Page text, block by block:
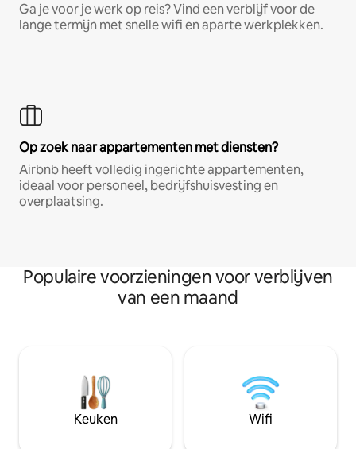
Ga je voor je werk op reis? Vind een verblijf voor de
lange termijn met snelle wifi en aparte werkplekken.
Op zoek naar appartementen met diensten?
Airbnb heeft volledig ingerichte appartementen,
ideaal voor personeel, bedrijfshuisvesting en
overplaatsing.
Populaire voorzieningen voor verblijven
van een maand
Keuken Wifi